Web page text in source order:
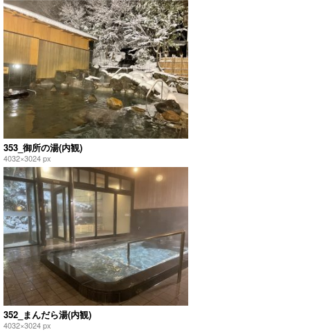
353_御所の湯(内観)
4032×3024 px
352_まんだら湯(内観)
4032×3024 px